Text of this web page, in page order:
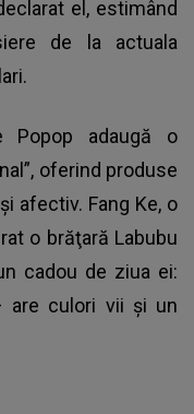
el, estimând
de la actuala
Popop adaugă o
oferind produse
afectiv. Fang Ke, o
o brăţară Labubu
cadou de ziua ei:
are culori vii şi un